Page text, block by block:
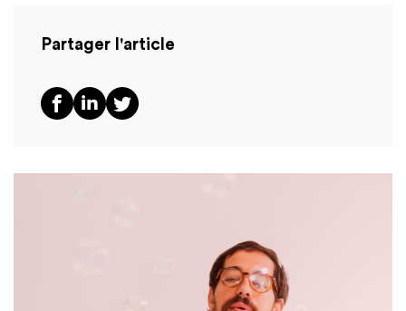
Partager l'article